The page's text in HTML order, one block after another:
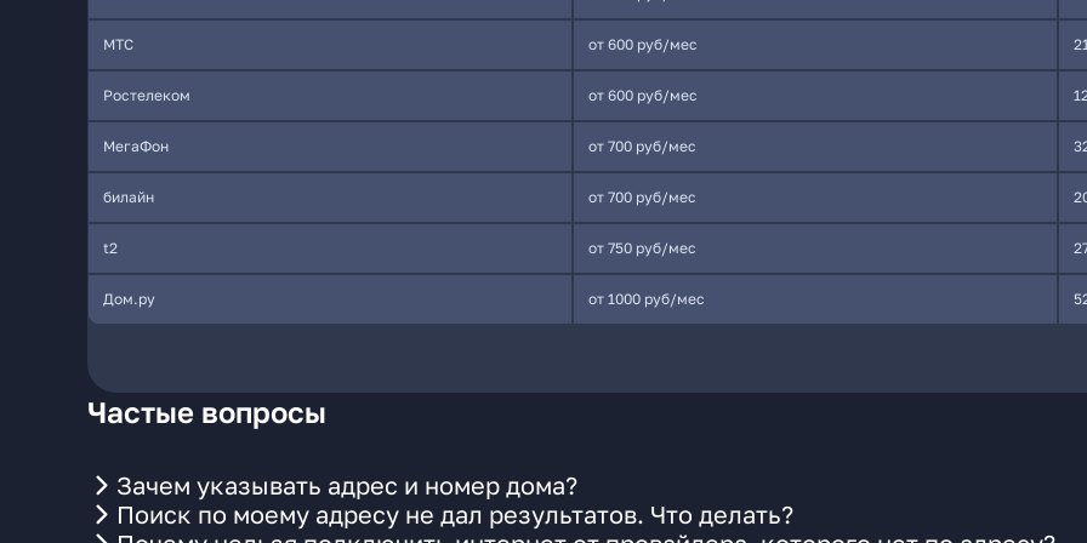
МТС от 600 руб/мес
Ростелеком от 600 руб/мес
МегаФон от 700 руб/мес
билайн от 700 руб/мес
t2 от 750 руб/мес
Дом.ру от 1000 руб/мес
Частые вопросы
Зачем указывать адрес и номер дома?
Поиск по моему адресу не дал результатов. Что делать?